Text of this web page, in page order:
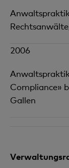
2006
Compliance»
Gallen